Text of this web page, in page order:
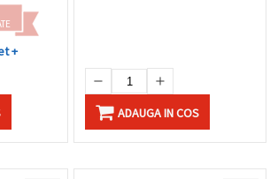
+
ADAUGA IN COS